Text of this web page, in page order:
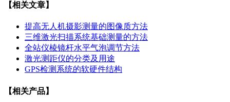
【相关文章】
提高无人机摄影测量的图像质方法
三维激光扫描系统基础测量的方法
全站仪棱镜杆水平气泡调节方法
激光测距仪的分类及用途
GPS检测系统的软硬件结构
【相关产品】